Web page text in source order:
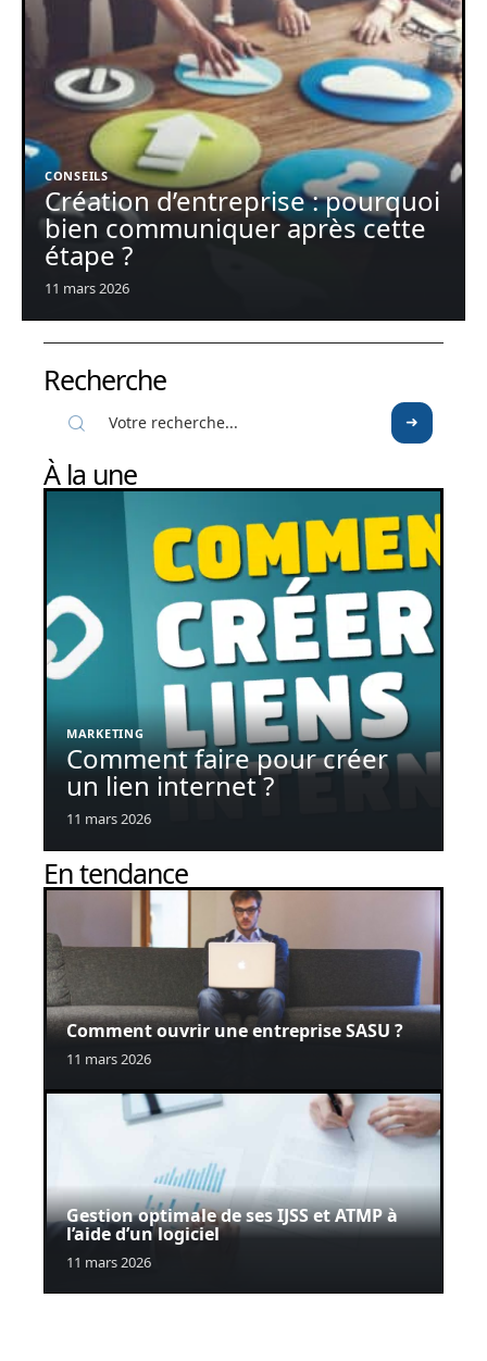
CONSEILS
Création d’entreprise : pourquoi
bien communiquer après cette
étape ?
11 mars 2026
Recherche
À la une
MARKETING
Comment faire pour créer
un lien internet ?
11 mars 2026
En tendance
Comment ouvrir une entreprise SASU ?
11 mars 2026
Gestion optimale de ses IJSS et ATMP à
l’aide d’un logiciel
11 mars 2026